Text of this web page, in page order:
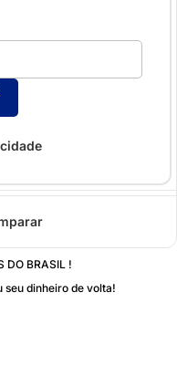
DO BRASIL !
seu dinheiro de volta!